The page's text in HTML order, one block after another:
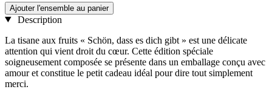
Ajouter l'ensemble au panier
Description
La tisane aux fruits « Schön, dass es dich gibt » est une délicate
attention qui vient droit du cœur. Cette édition spéciale
soigneusement composée se présente dans un emballage conçu avec
amour et constitue le petit cadeau idéal pour dire tout simplement
merci.